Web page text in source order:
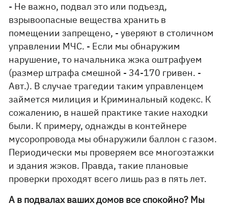
- Не важно, подвал это или подъезд,
взрывоопасные вещества хранить в
помещении запрещено, - уверяют в столичном
управлении МЧС. - Если мы обнаружим
нарушение, то начальника жэка оштрафуем
(размер штрафа смешной - 34-170 гривен. -
Авт.). В случае трагедии таким управленцем
займется милиция и Криминальный кодекс. К
сожалению, в нашей практике такие находки
были. К примеру, однажды в контейнере
мусоропровода мы обнаружили баллон с газом.
Периодически мы проверяем все многоэтажки
и здания жэков. Правда, такие плановые
проверки проходят всего лишь раз в пять лет.
А в подвалах ваших домов все спокойно? Мы